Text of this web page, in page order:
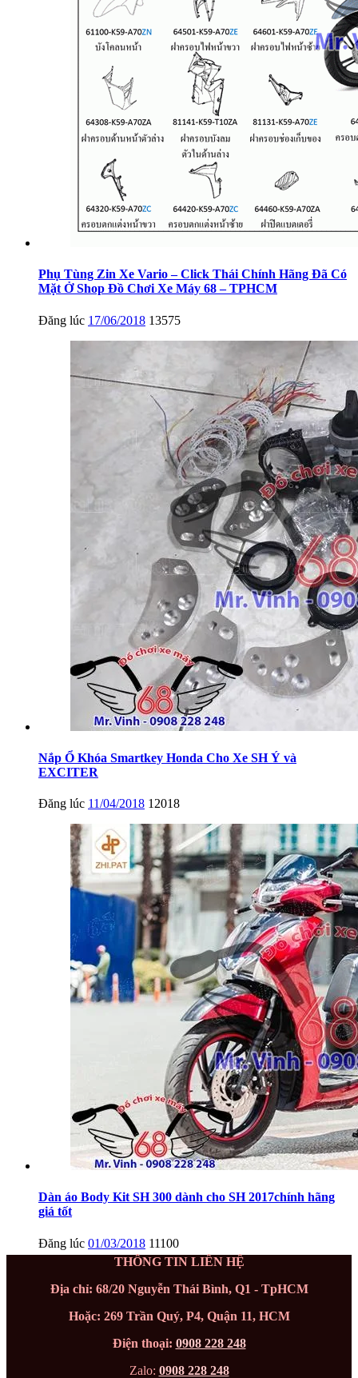
Phụ Tùng Zin Xe Vario – Click Thái Chính Hãng Đã Có
Mặt Ở Shop Đồ Chơi Xe Máy 68 – TPHCM
Đăng lúc 17/06/2018 13575
Nắp Ổ Khóa Smartkey Honda Cho Xe SH Ý và
EXCITER
Đăng lúc 11/04/2018 12018
Dàn áo Body Kit SH 300 dành cho SH 2017chính hãng
giá tốt
Đăng lúc 01/03/2018 11100
THÔNG TIN LIÊN HỆ
Địa chỉ: 68/20 Nguyễn Thái Bình, Q1 - TpHCM
Hoặc: 269 Trần Quý, P4, Quận 11, HCM
Điện thoại: 0908 228 248
Zalo: 0908 228 248